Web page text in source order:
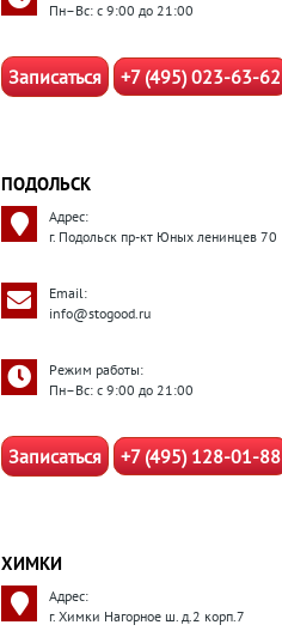
Пн–Вс: с 9:00 до 21:00
Записаться +7 (495) 023-63-62
ПОДОЛЬСК
Адрес:
г. Подольск пр-кт Юных ленинцев 70
Email:
info@stogood.ru
Режим работы:
Пн–Вс: с 9:00 до 21:00
Записаться +7 (495) 128-01-88
ХИМКИ
Адрес:
г. Химки Нагорное ш. д.2 корп.7